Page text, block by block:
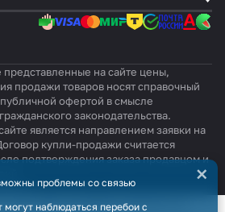
на сайте цены,
продажи товаров носят справочный
офертой в смысле
законодательства.
является направлением заявки на
купли-продажи считается
подтверждения заказа продавцом и
проблемы со связью
наблюдаться перебои с
×
наш сайт, вы даёте согласие на